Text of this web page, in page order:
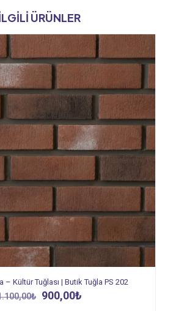
ÜRÜNLER
– Kültür Tuğlası | Butik Tuğla PS 202
₺
Orijinal
900,00₺Şu